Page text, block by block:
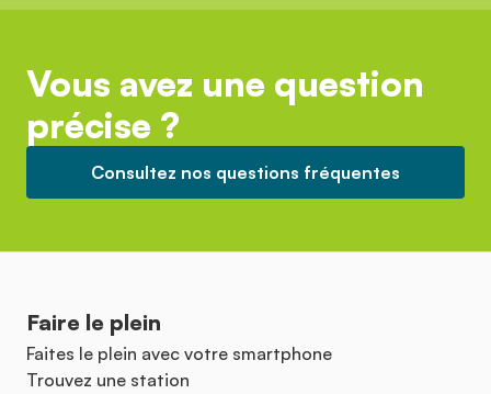
Vous avez une question
précise ?
Consultez nos questions fréquentes
Faire le plein
Faites le plein avec votre smartphone
Trouvez une station